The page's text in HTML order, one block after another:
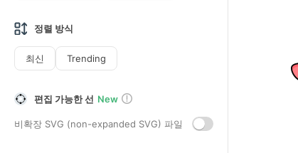
정렬 방식
최신 Trending
편집 가능한 선 New
비확장 SVG (non-expanded SVG) 파일